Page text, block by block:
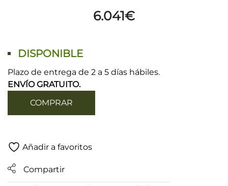
6.041€
DISPONIBLE
Plazo de entrega de 2 a 5 días hábiles.
ENVÍO GRATUITO.
COMPRAR
Añadir a favoritos
Compartir